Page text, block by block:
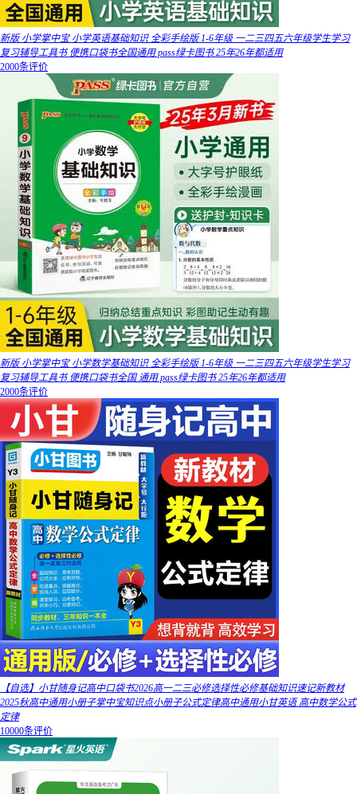
新版 小学掌中宝 小学英语基础知识 全彩手绘版 1-6年级 一二三四五六年级学生学习
复习辅导工具书 便携口袋书全国通用 pass绿卡图书 25年26年都适用
2000条评价
新版 小学掌中宝 小学数学基础知识 全彩手绘版 1-6年级 一二三四五六年级学生学习
复习辅导工具书 便携口袋书全国 通用 pass绿卡图书 25年26年都适用
2000条评价
【自选】小甘随身记高中口袋书2026高一二三必修选择性必修基础知识速记新教材
2025秋高中通用小册子掌中宝知识点小册子公式定律高中通用小甘英语 高中数学公式
定律
10000条评价